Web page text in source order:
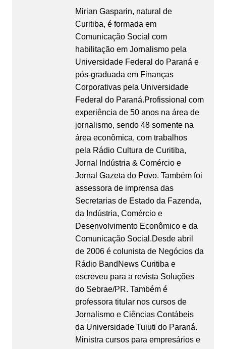
Mirian Gasparin, natural de
Curitiba, é formada em
Comunicação Social com
habilitação em Jornalismo pela
Universidade Federal do Paraná e
pós-graduada em Finanças
Corporativas pela Universidade
Federal do Paraná.Profissional com
experiência de 50 anos na área de
jornalismo, sendo 48 somente na
área econômica, com trabalhos
pela Rádio Cultura de Curitiba,
Jornal Indústria & Comércio e
Jornal Gazeta do Povo. Também foi
assessora de imprensa das
Secretarias de Estado da Fazenda,
da Indústria, Comércio e
Desenvolvimento Econômico e da
Comunicação Social.Desde abril
de 2006 é colunista de Negócios da
Rádio BandNews Curitiba e
escreveu para a revista Soluções
do Sebrae/PR. Também é
professora titular nos cursos de
Jornalismo e Ciências Contábeis
da Universidade Tuiuti do Paraná.
Ministra cursos para empresários e